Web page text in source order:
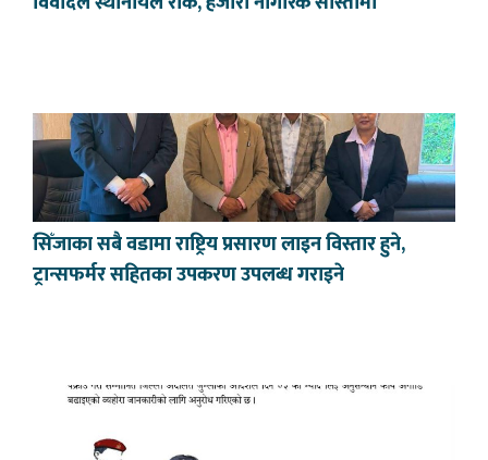
सिँजाका सबै वडामा राष्ट्रिय प्रसारण लाइन विस्तार हुने,
ट्रान्सफर्मर सहितका उपकरण उपलब्ध गराइने